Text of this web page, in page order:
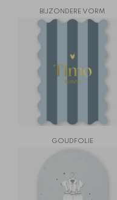
BIJZONDERE VORM
GOUDFOLIE